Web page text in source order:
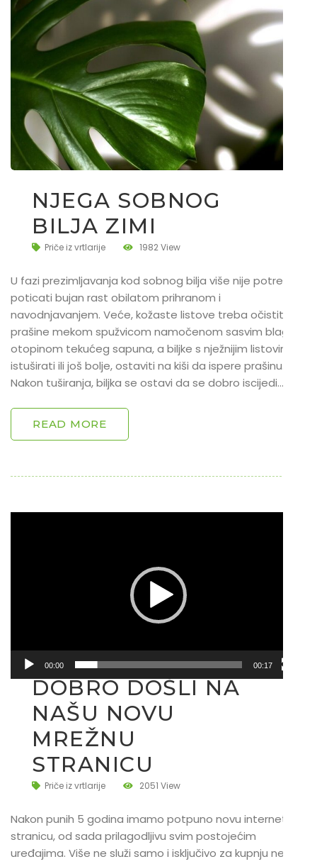
NJEGA SOBNOG
BILJA ZIMI
Priče iz vrtlarije 1982 View
U fazi prezimljavanja kod sobnog bilja više nije potrebno
poticati bujan rast obilatom prihranom i
navodnjavanjem. Veće, kožaste listove treba očistiti od
prašine mekom spužvicom namočenom sasvim blagom
otopinom tekućeg sapuna, a biljke s nježnijim listovima
istuširati ili još bolje, ostaviti na kiši da ispere prašinu.
Nakon tuširanja, biljka se ostavi da se dobro iscijedi…
READ MORE
00:00 00:17
DOBRO DOŠLI NA
NAŠU NOVU
MREŽNU
STRANICU
Priče iz vrtlarije 2051 View
Nakon punih 5 godina imamo potpuno novu internet
stranicu, od sada prilagodljivu svim postojećim
uređajima. Više ne služi samo i isključivo za kupnju nego